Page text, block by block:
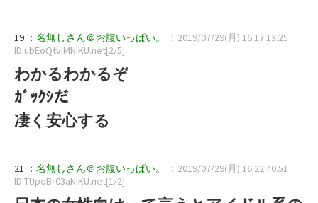
19 ： 名無しさん＠お腹いっぱい。
：2019/07/29(月) 16:17:13.25
ID:ubEoQtvIMNIKU.net[2/5]
わかるわかるぞ
ｶﾞｯｸｼだ
凄く安心する
21 ： 名無しさん＠お腹いっぱい。
：2019/07/29(月) 16:22:40.51
ID:TUpoBr03aNIKU.net[1/2]